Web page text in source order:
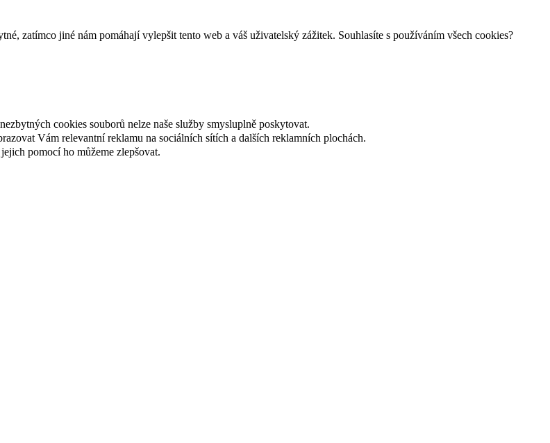
zatímco jiné nám pomáhají vylepšit tento web a váš uživatelský zážitek. Souhlasíte s používáním všech cookies?
cookies souborů nelze naše služby smysluplně poskytovat.
Vám relevantní reklamu na sociálních sítích a dalších reklamních plochách.
pomocí ho můžeme zlepšovat.